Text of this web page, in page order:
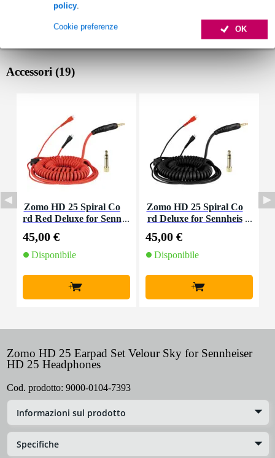
policy.
OK
Cookie preferenze
Accessori (19)
Zomo HD 25 Spiral Co
rd Red Deluxe for Senn
45,00 €
Disponibile
+
Zomo HD 25 Spiral Co
rd Deluxe for Sennheis
45,00 €
Disponibile
+
Zomo HD 25 Earpad Set Velour Sky for Sennheiser
HD 25 Headphones
Cod. prodotto: 9000-0104-7393
Informazioni sul prodotto
Specifiche